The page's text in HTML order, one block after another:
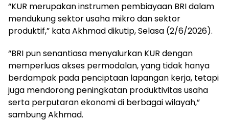
“KUR merupakan instrumen pembiayaan BRI dalam
mendukung sektor usaha mikro dan sektor
produktif,” kata Akhmad dikutip, Selasa (2/6/2026).
“BRI pun senantiasa menyalurkan KUR dengan
memperluas akses permodalan, yang tidak hanya
berdampak pada penciptaan lapangan kerja, tetapi
juga mendorong peningkatan produktivitas usaha
serta perputaran ekonomi di berbagai wilayah,”
sambung Akhmad.